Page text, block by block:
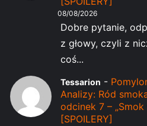
08/08/2026
Dobre pytanie,
z głowy, czyli z
coś...
Tessarion -
Analizy: Ród
odcinek 7 – „Smok
[SPOILERY]